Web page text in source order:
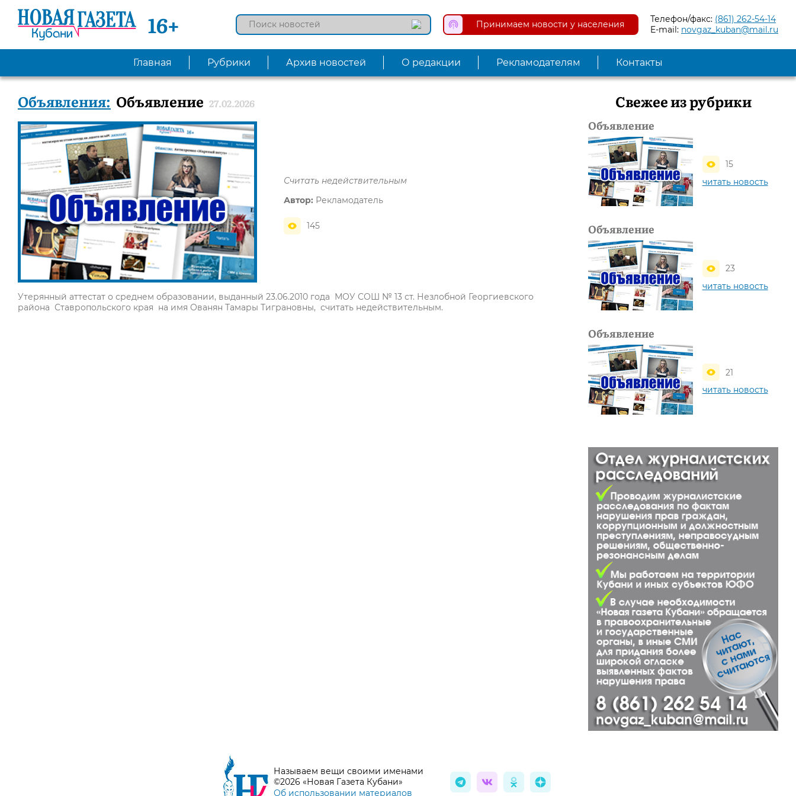
16+ Принимаем новости у населения Телефон/факс: (861) 262-54-14
E-mail: novgaz_kuban@mail.ru
Главная Рубрики Архив новостей О редакции Рекламодателям Контакты
Объявления: Объявление 27.02.2026
Считать недействительным
Автор: Рекламодатель
145
Утерянный аттестат о среднем образовании, выданный 23.06.2010 года МОУ СОШ № 13 ст. Незлобной Георгиевского
района Ставропольского края на имя Ованян Тамары Тиграновны, считать недействительным.
Свежее из рубрики
Объявление
15
читать новость
Объявление
23
читать новость
Объявление
21
читать новость
Называем вещи своими именами
©2026 «Новая Газета Кубани»
Об использовании материалов